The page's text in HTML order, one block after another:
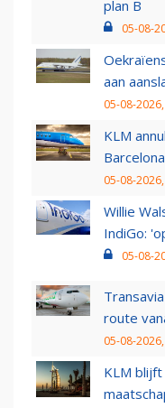
plan B
05-08-
aan
05-08-
KLM
05-08-
Willie
IndiGo:
05-08-
route
05-08-
KLM